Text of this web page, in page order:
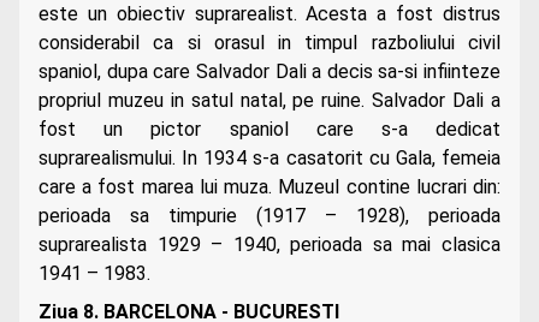
este un obiectiv suprarealist. Acesta a fost distrus
considerabil ca si orasul in timpul razboliului civil
spaniol, dupa care Salvador Dali a decis sa-si infiinteze
propriul muzeu in satul natal, pe ruine. Salvador Dali a
fost un pictor spaniol care s-a dedicat
suprarealismului. In 1934 s-a casatorit cu Gala, femeia
care a fost marea lui muza. Muzeul contine lucrari din:
perioada sa timpurie (1917 – 1928), perioada
suprarealista 1929 – 1940, perioada sa mai clasica
1941 – 1983.
Ziua 8. BARCELONA - BUCURESTI